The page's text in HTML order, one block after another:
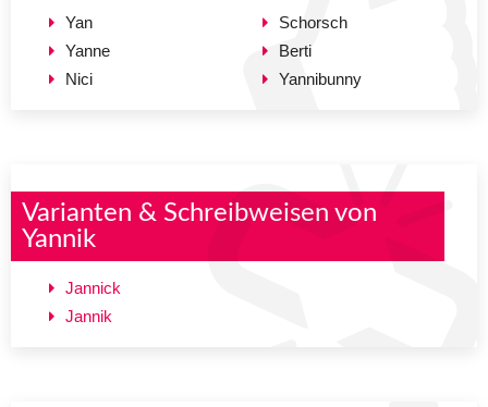
Yan
Yanne
Nici
Schorsch
Berti
Yannibunny
Varianten & Schreibweisen von
Yannik
Jannick
Jannik